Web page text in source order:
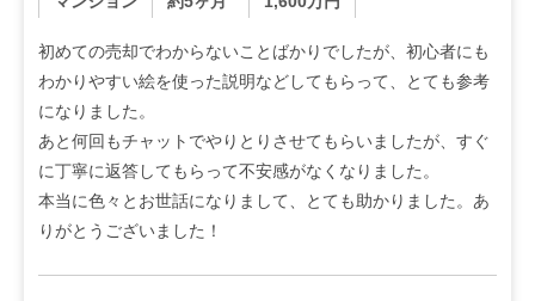
初めての売却でわからないことばかりでしたが、初心者にも
わかりやすい絵を使った説明などしてもらって、とても参考
になりました。
あと何回もチャットでやりとりさせてもらいましたが、すぐ
に丁寧に返答してもらって不安感がなくなりました。
本当に色々とお世話になりまして、とても助かりました。あ
りがとうございました！